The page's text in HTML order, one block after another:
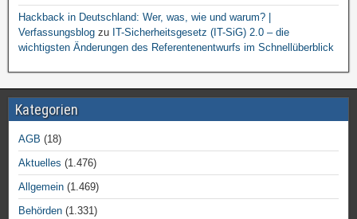
Hackback in Deutschland: Wer, was, wie und warum? |
Verfassungsblog zu IT-Sicherheitsgesetz (IT-SiG) 2.0 – die
wichtigsten Änderungen des Referentenentwurfs im Schnellüberblick
Kategorien
AGB (18)
Aktuelles (1.476)
Allgemein (1.469)
Behörden (1.331)